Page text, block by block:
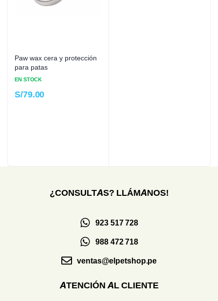
Paw wax cera y protección
para patas
EN STOCK
S/79.00
¿CONSULTAS? LLÁMANOS!
923 517 728
988 472 718
ventas@elpetshop.pe
ATENCIÓN AL CLIENTE